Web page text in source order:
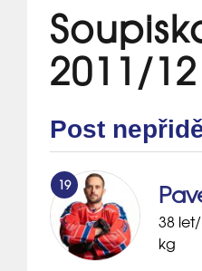
2011/12
Post
19
38
kg